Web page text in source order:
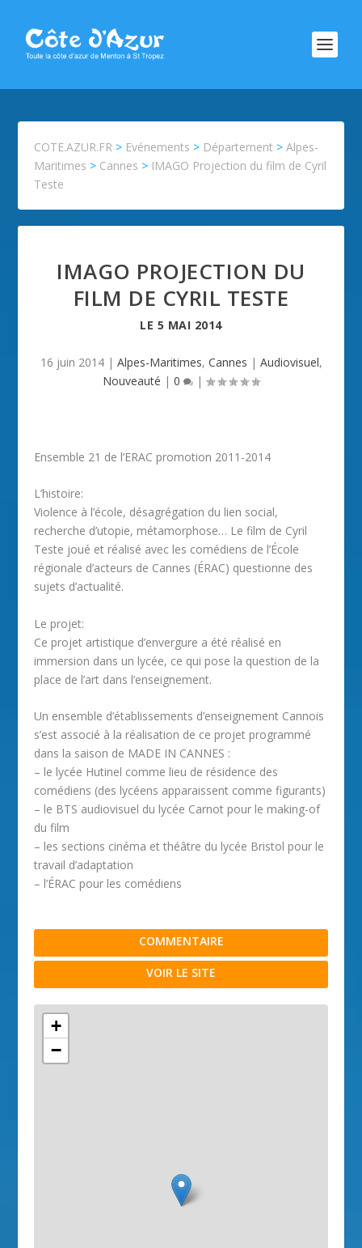
COTE.AZUR.FR > Evénements > Département >Alpes-
Maritimes > Cannes > IMAGO Projection du film de Cyril
Teste
IMAGO PROJECTION DU
FILM DE CYRIL TESTE
LE 5 MAI 2014
16 juin 2014| Alpes-Maritimes, Cannes | Audiovisuel,
Nouveauté | 0 |
Ensemble 21 de l’ERAC promotion 2011-2014
L’histoire:
Violence à l’école, désagrégation du lien social,
recherche d’utopie, métamorphose… Le film de Cyril
Teste joué et réalisé avec les comédiens de l’École
régionale d’acteurs de Cannes (ÉRAC) questionne des
sujets d’actualité.
Le projet:
Ce projet artistique d’envergure a été réalisé en
immersion dans un lycée, ce qui pose la question de la
place de l’art dans l’enseignement.
Un ensemble d’établissements d’enseignement Cannois
s’est associé à la réalisation de ce projet programmé
dans la saison de MADE IN CANNES :
– le lycée Hutinel comme lieu de résidence des
comédiens (des lycéens apparaissent comme figurants)
– le BTS audiovisuel du lycée Carnot pour le making-of
du film
– les sections cinéma et théâtre du lycée Bristol pour le
travail d’adaptation
– l’ÉRAC pour les comédiens
COMMENTAIRE
VOIR LE SITE
+
−